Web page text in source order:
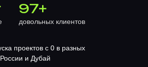
проектов с 0 в разных
и Дубай
довольных клиентов
97+